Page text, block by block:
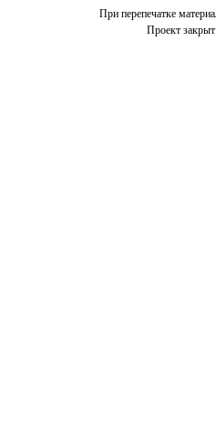
При перепечатке
Проект закрыт